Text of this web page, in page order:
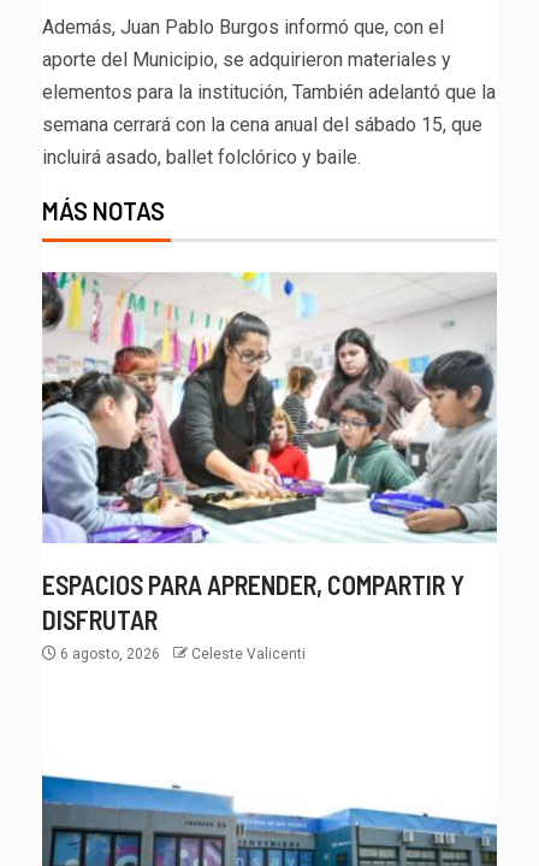
Además, Juan Pablo Burgos informó que, con el
aporte del Municipio, se adquirieron materiales y
elementos para la institución, También adelantó que la
semana cerrará con la cena anual del sábado 15, que
incluirá asado, ballet folclórico y baile.
MÁS NOTAS
ESPACIOS PARA APRENDER, COMPARTIR Y
DISFRUTAR
6 agosto, 2026 Celeste Valicenti